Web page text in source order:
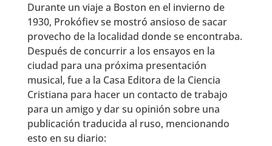
Durante un viaje a Boston en el invierno de
1930, Prokófiev se mostró ansioso de sacar
provecho de la localidad donde se encontraba.
Después de concurrir a los ensayos en la
ciudad para una próxima presentación
musical, fue a la Casa Editora de la Ciencia
Cristiana para hacer un contacto de trabajo
para un amigo y dar su opinión sobre una
publicación traducida al ruso, mencionando
esto en su diario: